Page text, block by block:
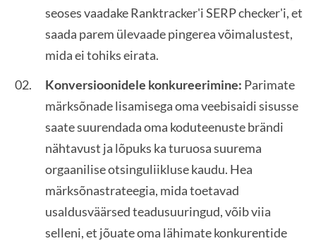
seoses vaadake Ranktracker'i SERP checker'i, et
saada parem ülevaade pingerea võimalustest,
mida ei tohiks eirata.
Konversioonidele konkureerimine: Parimate
märksõnade lisamisega oma veebisaidi sisusse
saate suurendada oma koduteenuste brändi
nähtavust ja lõpuks ka turuosa suurema
orgaanilise otsinguliikluse kaudu. Hea
märksõnastrateegia, mida toetavad
usaldusväärsed teadusuuringud, võib viia
selleni, et jõuate oma lähimate konkurentide